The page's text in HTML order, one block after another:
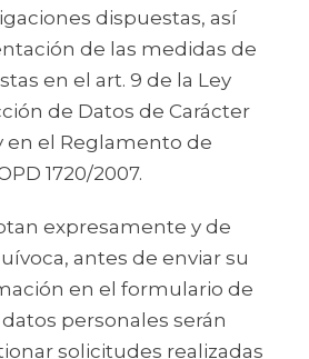
dispuestas, así
de las medidas de
en el art. 9 de la Ley
de Datos de Carácter
en el Reglamento de
1720/2007.
expresamente y de
antes de enviar su
en el formulario de
personales serán
solicitudes realizadas